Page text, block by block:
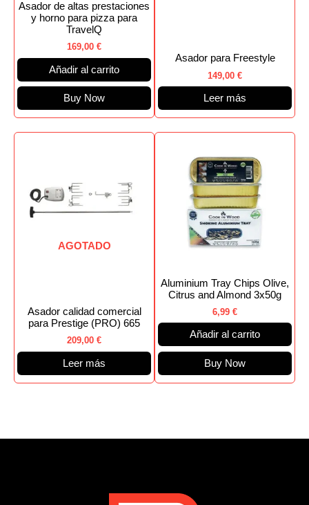
Asador de altas prestaciones
y horno para pizza para
TravelQ
169,00 €
Añadir al carrito
Buy Now
Asador para Freestyle
149,00 €
Leer más
AGOTADO
Asador calidad comercial
para Prestige (PRO) 665
209,00 €
Leer más
Aluminium Tray Chips Olive,
Citrus and Almond 3x50g
6,99 €
Añadir al carrito
Buy Now